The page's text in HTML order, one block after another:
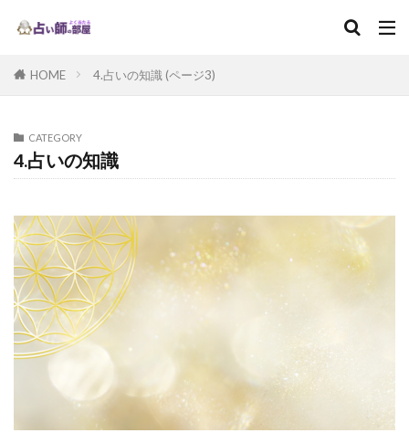
HOME 4.占いの知識 (ページ3)
CATEGORY
4.占いの知識